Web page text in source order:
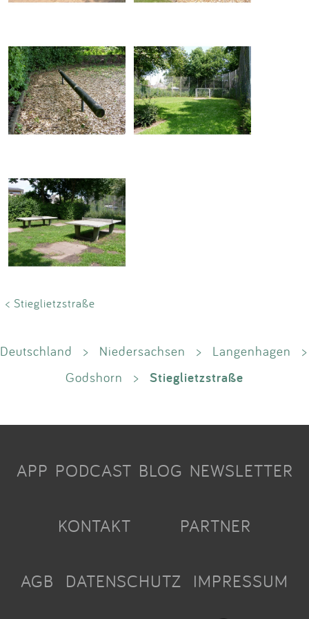
< Stieglietzstraße
Deutschland > Niedersachsen > Langenhagen
>
Godshorn
> Stieglietzstraße
APP PODCAST BLOG NEWSLETTER
KONTAKT PARTNER
AGB DATENSCHUTZ IMPRESSUM